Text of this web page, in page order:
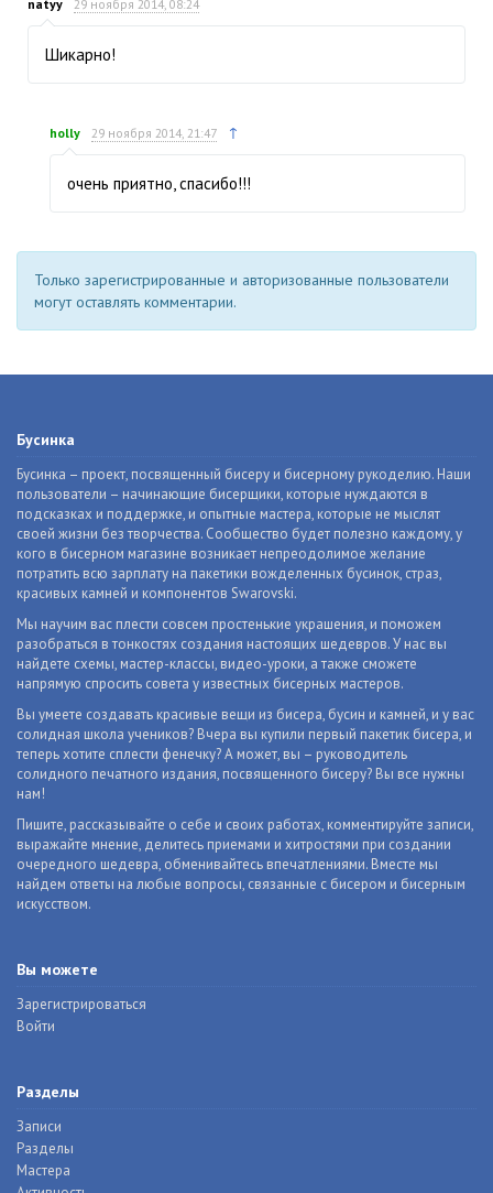
natyy 29 ноября 2014, 08:24
Шикарно!
holly 29 ноября 2014, 21:47 ↑
очень приятно, спасибо!!!
Только зарегистрированные и авторизованные пользователи
могут оставлять комментарии.
Бусинка
Бусинка – проект, посвященный бисеру и бисерному рукоделию. Наши
пользователи – начинающие бисерщики, которые нуждаются в
подсказках и поддержке, и опытные мастера, которые не мыслят
своей жизни без творчества. Сообщество будет полезно каждому, у
кого в бисерном магазине возникает непреодолимое желание
потратить всю зарплату на пакетики вожделенных бусинок, страз,
красивых камней и компонентов Swarovski.
Мы научим вас плести совсем простенькие украшения, и поможем
разобраться в тонкостях создания настоящих шедевров. У нас вы
найдете схемы, мастер-классы, видео-уроки, а также сможете
напрямую спросить совета у известных бисерных мастеров.
Вы умеете создавать красивые вещи из бисера, бусин и камней, и у вас
солидная школа учеников? Вчера вы купили первый пакетик бисера, и
теперь хотите сплести фенечку? А может, вы – руководитель
солидного печатного издания, посвященного бисеру? Вы все нужны
нам!
Пишите, рассказывайте о себе и своих работах, комментируйте записи,
выражайте мнение, делитесь приемами и хитростями при создании
очередного шедевра, обменивайтесь впечатлениями. Вместе мы
найдем ответы на любые вопросы, связанные с бисером и бисерным
искусством.
Вы можете
Зарегистрироваться
Войти
Разделы
Записи
Разделы
Мастера